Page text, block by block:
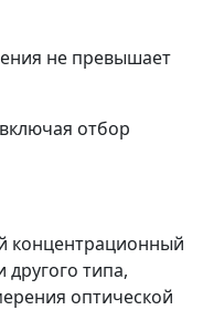
не превышает
отбор
концентрационный
другого типа,
оптической